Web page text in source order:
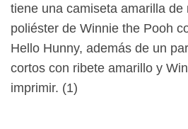
tiene una camiseta amarilla de
poliéster de Winnie the Pooh
Hello Hunny, además de un
cortos con ribete amarillo y
imprimir. (1)